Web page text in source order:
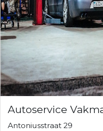
Autoservice
Antoniusstraat 29